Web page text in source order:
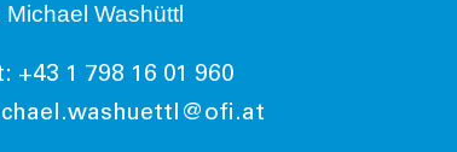
Michael Washüttl
+43 1 798 16 01 960